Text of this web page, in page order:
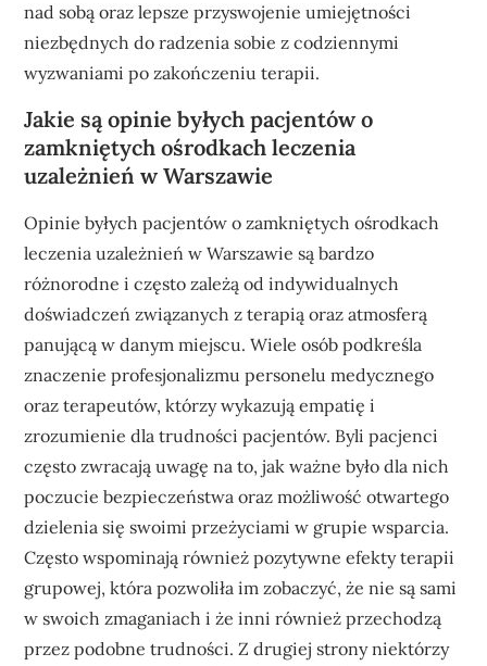
nad sobą oraz lepsze przyswojenie umiejętności
niezbędnych do radzenia sobie z codziennymi
wyzwaniami po zakończeniu terapii.
Jakie są opinie byłych pacjentów o
zamkniętych ośrodkach leczenia
uzależnień w Warszawie
Opinie byłych pacjentów o zamkniętych ośrodkach
leczenia uzależnień w Warszawie są bardzo
różnorodne i często zależą od indywidualnych
doświadczeń związanych z terapią oraz atmosferą
panującą w danym miejscu. Wiele osób podkreśla
znaczenie profesjonalizmu personelu medycznego
oraz terapeutów, którzy wykazują empatię i
zrozumienie dla trudności pacjentów. Byli pacjenci
często zwracają uwagę na to, jak ważne było dla nich
poczucie bezpieczeństwa oraz możliwość otwartego
dzielenia się swoimi przeżyciami w grupie wsparcia.
Często wspominają również pozytywne efekty terapii
grupowej, która pozwoliła im zobaczyć, że nie są sami
w swoich zmaganiach i że inni również przechodzą
przez podobne trudności. Z drugiej strony niektórzy